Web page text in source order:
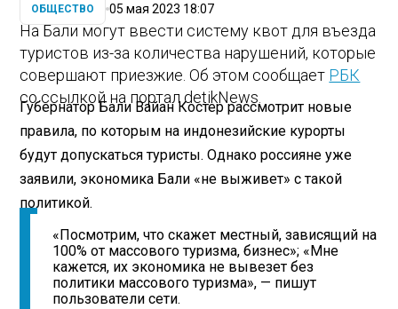
ОБЩЕСТВО 05 мая 2023 18:07
На Бали могут ввести систему квот для въезда
туристов из-за количества нарушений, которые
совершают приезжие. Об этом сообщает РБК
со ссылкой на портал detikNews.
Губернатор Бали Вайан Костер рассмотрит новые
правила, по которым на индонезийские курорты
будут допускаться туристы. Однако россияне уже
заявили, экономика Бали «не выживет» с такой
политикой.
«Посмотрим, что скажет местный, зависящий на
100% от массового туризма, бизнес»; «Мне
кажется, их экономика не вывезет без
политики массового туризма», — пишут
пользователи сети.